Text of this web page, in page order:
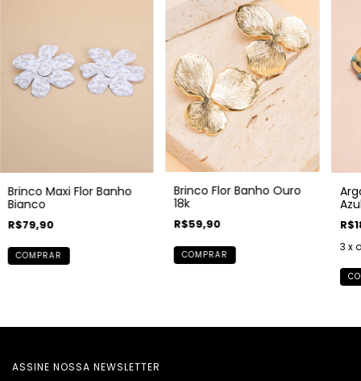
Brinco Maxi Flor Banho
Bianco
R$79,90
COMPRAR
Brinco Flor Banho Ouro
18k
R$59,90
COMPRAR
3 x
ASSINE NOSSA NEWSLETTER